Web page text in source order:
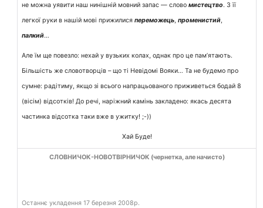
не можна уявити наш нинішній мовний запас — словомистецтво. З її
легкої руки в нашій мові прижилисяпереможець,променистий,
палкий…
Але їм ще повезло: нехай у вузьких колах, однак про це пам’ятають.
Більшість же словотворців – що ті Невідомі Вояки… Та не будемо про
сумне: радітиму, якщо зі всього напрацьованого приживеться бодай 8
(вісім) відсотків! До речі, наріжний камінь закладено: якась десята
частинка відсотка таки вже в ужитку! ;-))
Хай Буде!
СЛОВНИЧОК-НОВОТВІРНИЧОК (чернетка, але начисто)
Останнє укладення 17 березня 2008р.